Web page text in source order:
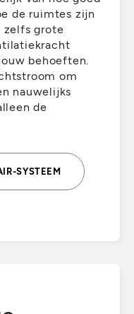
de ruimtes zijn
zelfs grote
behoeften.
om
nauwelijks
de
SYSTEEM